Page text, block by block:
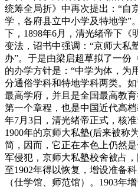
统筹全局折》中再次提出：“自
学，各府县立中小学及特地学”
下，1898年6月，清光绪帝下《
变法，诏书中强调：“京师大私
办”。于是由梁启超草拟了一份
的办学方针是：“中学为体，为
分通俗学科和特地学科两类。
最高学府，并且是全国最高教
第一个章程，也是中国近代高
年7月3日，清光绪帝正式，核
1900年的京师大私塾(后来被称
简，因而，它正在本色上仍然
军侵犯，京师大私塾校舍被占
至1902年得以恢复，增设准备
（仕学馆、师范馆）。1903年